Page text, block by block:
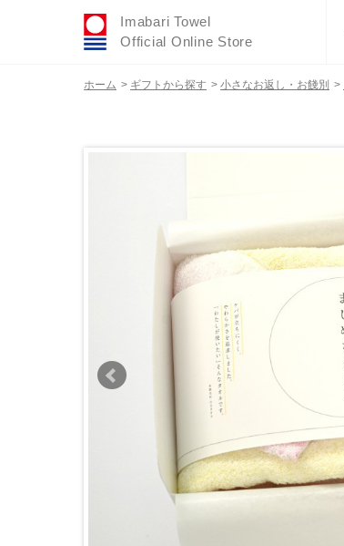
Imabari Towel
Official Online Store
ホーム > ギフトから探す > 小さなお返し・お餞別 >